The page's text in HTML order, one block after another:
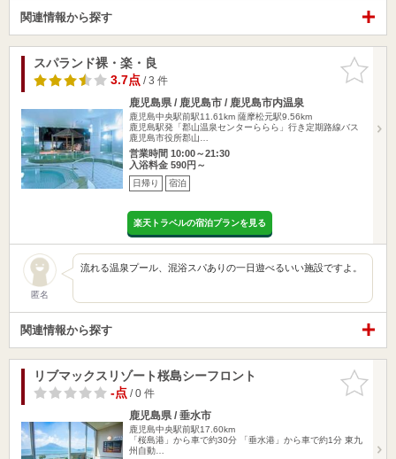
関連情報から探す
お気に入
りに追加
スパランド裸・楽・良
3.7点/ 3 件
鹿児島県 / 鹿児島市 / 鹿児島市内温泉
鹿児島中央駅前駅11.61km 薩摩松元駅9.56km
鹿児島駅発「郡山温泉センターららら」行き定期路線バス
鹿児島市役所郡山…
営業時間 10:00～21:30
入浴料金 590円～
日帰り 宿泊
楽天トラベルの宿泊プランを見る
匿名
流れる温泉プール、混浴スパありの一日遊べるいい施設ですよ。
関連情報から探す
お気に入
りに追加
リブマックスリゾート桜島シーフロント
-点/ 0 件
鹿児島県 / 垂水市
鹿児島中央駅前駅17.60km
「桜島港」から車で約30分 「垂水港」から車で約1分 東九
州自動…